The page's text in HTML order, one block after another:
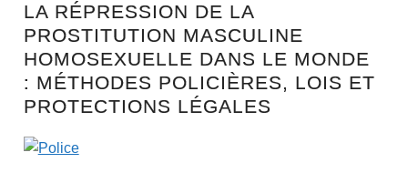
LA RÉPRESSION DE LA
PROSTITUTION MASCULINE
HOMOSEXUELLE DANS LE MONDE
: MÉTHODES POLICIÈRES, LOIS ET
PROTECTIONS LÉGALES